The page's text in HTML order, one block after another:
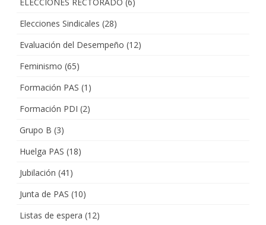
Elecciones Sindicales (28)
Evaluación del Desempeño (12)
Feminismo (65)
Formación PAS (1)
Formación PDI (2)
Grupo B (3)
Huelga PAS (18)
Jubilación (41)
Junta de PAS (10)
Listas de espera (12)